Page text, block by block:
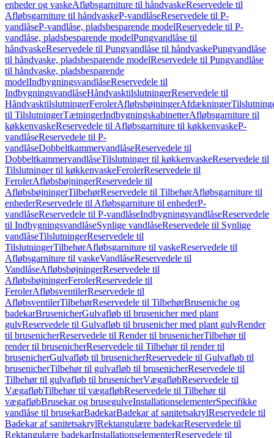
enheder og vaskeAfløbsgarniture til håndvaskeReservedele til
Afløbsgarniture til håndvaskeP-vandlåseReservedele til P-
vandlåseP-vandlåse, pladsbesparende modelReservedele til P-
vandlåse, pladsbesparende modelPungvandlåse til
håndvaskeReservedele til Pungvandlåse til håndvaskePungvandlåse
til håndvaske, pladsbesparende modelReservedele til Pungvandlåse
til håndvaske, pladsbesparende
modelIndbygningsvandlåseReservedele til
IndbygningsvandlåseHåndvasktilslutningerReservedele til
HåndvasktilslutningerFerolerAfløbsbøjningerAfdækninger
til TilslutningerTætningerIndbygningskabinetterAfløbsgarniture til
køkkenvaskeReservedele til Afløbsgarniture til køkkenvaskeP-
vandlåseReservedele til P-
vandlåseDobbeltkammervandlåseReservedele til
DobbeltkammervandlåseTilslutninger til køkkenvaskeReservedele til
Tilslutninger til køkkenvaskeFerolerReservedele til
FerolerAfløbsbøjningerReservedele til
AfløbsbøjningerTilbehørReservedele til TilbehørAfløbsgarniture til
enhederReservedele til Afløbsgarniture til enhederP-
vandlåseReservedele til P-vandlåseIndbygningsvandlåseReservedele
til IndbygningsvandlåseSynlige vandlåseReservedele til Synlige
vandlåseTilslutningerReservedele til
TilslutningerTilbehørAfløbsgarniture til vaskeReservedele til
Afløbsgarniture til vaskeVandlåseReservedele til
VandlåseAfløbsbøjningerReservedele til
AfløbsbøjningerFerolerReservedele til
FerolerAfløbsventilerReservedele til
AfløbsventilerTilbehørReservedele til TilbehørBruseniche og
badekarBrusenicherGulvafløb til brusenicher med plant
gulvReservedele til Gulvafløb til brusenicher med plant gulvRender
til brusenicherReservedele til Render til brusenicherTilbehør til
render til brusenicherReservedele til Tilbehør til render til
brusenicherGulvafløb til brusenicherReservedele til Gulvafløb til
brusenicherTilbehør til gulvafløb til brusenicherReservedele til
Tilbehør til gulvafløb til brusenicherVægafløbReservedele til
VægafløbTilbehør til vægafløbReservedele til Tilbehør til
vægafløbBrusekar og brusegulveInstallationselementerSpecifikke
vandlåse til brusekarBadekarBadekar af sanitetsakrylReservedele til
Badekar af sanitetsakrylRektangulære badekarReservedele til
Rektangulære badekarInstallationselementerReservedele til